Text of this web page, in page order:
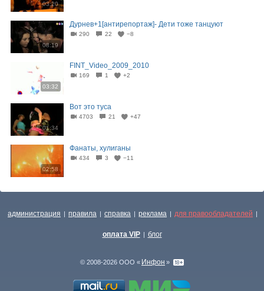
03:20
08:19
Дурнев+1[антирепортаж]- Дети тоже танцуют
290 22 −8
03:32
FINT_Video_2009_2010
169 1 +2
01:34
Вот это туса
4703 21 +47
02:58
Фанаты, хулиганы
434 3 −11
администрация | правила | справка | реклама | для правообладателей |
оплата VIP | блог
© 2008-2026 ООО « Инфон »